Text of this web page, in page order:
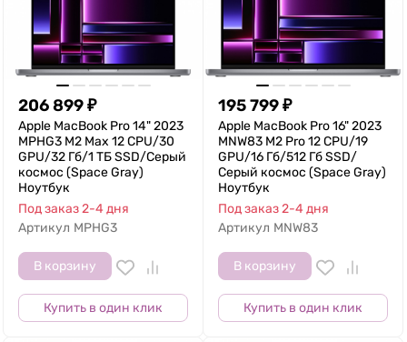
206 899₽
Apple MacBook Pro 14" 2023
MPHG3 M2 Max 12 CPU/30
GPU/32 Гб/1 ТБ SSD/Серый
космос (Space Gray)
Ноутбук
Под заказ 2-4 дня
Артикул MPHG3
В корзину
Купить в один клик
195 799₽
Apple MacBook Pro 16" 2023
MNW83 M2 Pro 12 CPU/19
GPU/16 Гб/512 Гб SSD/
Серый космос (Space Gray)
Ноутбук
Под заказ 2-4 дня
Артикул MNW83
В корзину
Купить в один клик